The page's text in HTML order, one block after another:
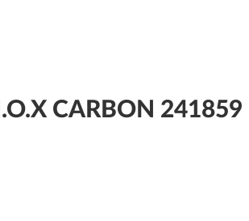
CARBON 241859